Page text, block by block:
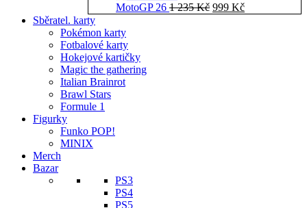
MotoGP 26 1 235Kč Původní
999 KčAktuální
Sběratel. karty
Pokémon karty
Fotbalové karty
Hokejové kartičky
Magic the gathering
Italian Brainrot
Brawl Stars
Formule 1
Figurky
Funko POP!
MINIX
Merch
Bazar
PS3
PS4
PS5